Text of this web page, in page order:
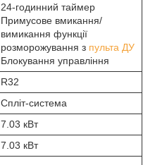
24-годинний таймер
Примусове вмикання/
вимикання функції
розморожування з пульта ДУ
Блокування управління
R32
Спліт-система
7.03 кВт
7.03 кВт